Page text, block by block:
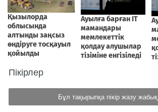
Пікірлер
Бұл тақырыпқа пікір жазу жабық